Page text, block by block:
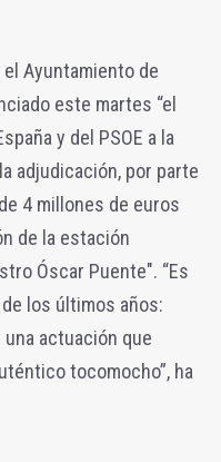
Ayuntamiento de
este martes “el
y del PSOE a la
adjudicación, por parte
4 millones de euros
de la estación
Óscar Puente". “Es
los últimos años:
actuación que
tocomocho”, ha